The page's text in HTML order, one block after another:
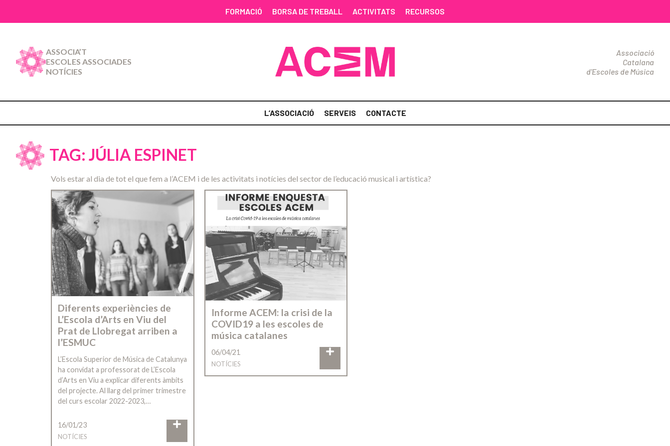
FORMACIÓ BORSA DE TREBALL ACTIVITATS RECURSOS
ASSOCIA’T
ESCOLES ASSOCIADES
NOTÍCIES
Associació
Catalana
d'Escoles de Música
L’ASSOCIACIÓ SERVEIS CONTACTE
TAG: JÚLIA ESPINET
Vols estar al dia de tot el que fem a l’ACEM i de les activitats i notícies del sector de l’educació musical i artística?
Diferents experiències de
L’Escola d’Arts en Viu del
Prat de Llobregat arriben a
l’ESMUC
L’Escola Superior de Música de Catalunya
ha convidat a professorat de L’Escola
d’Arts en Viu a explicar diferents àmbits
del projecte. Al llarg del primer trimestre
del curs escolar 2022-2023,…
16/01/23
NOTÍCIES
Informe ACEM: la crisi de la
COVID19 a les escoles de
música catalanes
06/04/21
NOTÍCIES